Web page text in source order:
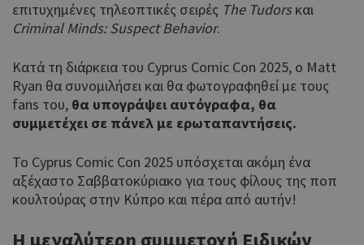
επιτυχημένες τηλεοπτικές σειρές TheTudorsκαι
CriminalMinds: SuspectBehavior.
Κατά τη διάρκεια του Cyprus Comic Con 2025, ο Matt
Ryan θα συνομιλήσει και θα φωτογραφηθεί με τους
fans του, θα υπογράψει αυτόγραφα, θα
συμμετέχει σε πάνελ με ερωταπαντήσεις.
Το Cyprus Comic Con 2025 υπόσχεται ακόμη ένα
αξέχαστο Σαββατοκύριακο για τους φίλους της ποπ
κουλτούρας στην Κύπρο και πέρα από αυτήν!
Η μεγαλύτερη συμμετοχή Ειδικών